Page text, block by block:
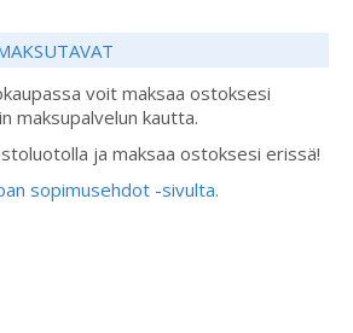
voit maksaa ostoksesi
maksupalvelun kautta.
ja maksaa ostoksesi erissä!
sopimusehdot -sivulta.